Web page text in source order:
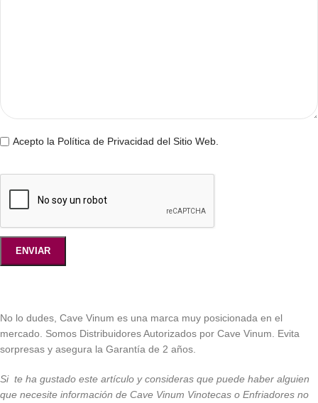
Acepto la Política de Privacidad del Sitio Web.
No lo dudes, Cave Vinum es una marca muy posicionada en el
mercado. Somos Distribuidores Autorizados por Cave Vinum. Evita
sorpresas y asegura la Garantía de 2 años.
Si te ha gustado este artículo y consideras que puede haber alguien
que necesite información de Cave Vinum Vinotecas o Enfriadores no